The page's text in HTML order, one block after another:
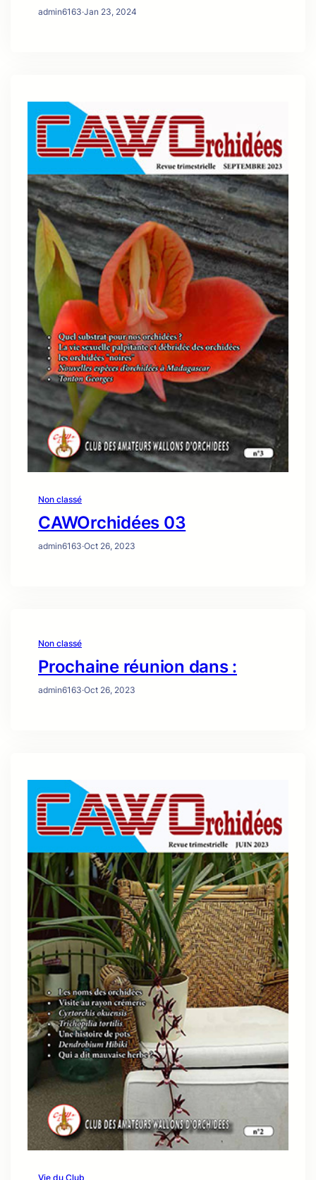
admin6163·Jan 23, 2024
Non classé
CAWOrchidées 03
admin6163·Oct 26, 2023
Non classé
Prochaine réunion dans :
admin6163·Oct 26, 2023
Vie du Club